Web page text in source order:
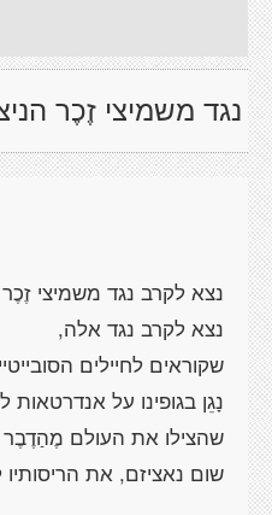
נגד משמיצי זֶכֶר
נצא לקרב נגד משמיצי זֶכֶר
נצא לקרב נגד אלה,
שקוראים לחיילים
נָגֵן בגופינו על אנדרטאות
שהצילו את העולם מֶהַדֶבֶר
שום נאציזם, את